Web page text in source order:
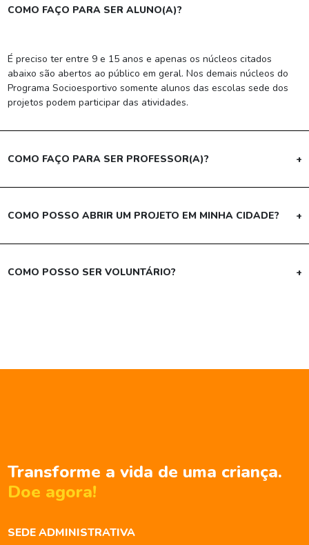
COMO FAÇO PARA SER ALUNO(A)?
É preciso ter entre 9 e 15 anos e apenas os núcleos citados
abaixo são abertos ao público em geral. Nos demais núcleos do
Programa Socioesportivo somente alunos das escolas sede dos
projetos podem participar das atividades.
COMO FAÇO PARA SER PROFESSOR(A)? +
COMO POSSO ABRIR UM PROJETO EM MINHA CIDADE? +
COMO POSSO SER VOLUNTÁRIO? +
Transforme a vida de uma criança.
Doe agora!
SEDE ADMINISTRATIVA